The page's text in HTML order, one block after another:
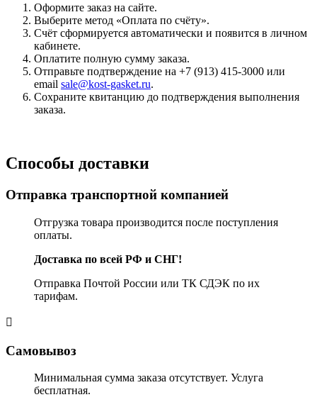
Оформите заказ на сайте.
Выберите метод «Оплата по счёту».
Счёт сформируется автоматически и появится в личном
кабинете.
Оплатите полную сумму заказа.
Отправьте подтверждение на +7 (913) 415-3000 или
email sale@kost-gasket.ru.
Сохраните квитанцию до подтверждения выполнения
заказа.
Способы доставки
Отправка транспортной компанией
Отгрузка товара производится после поступления
оплаты.
Доставка по всей РФ и СНГ!
Отправка Почтой России или ТК СДЭК по их
тарифам.
Самовывоз
Минимальная сумма заказа отсутствует. Услуга
бесплатная.